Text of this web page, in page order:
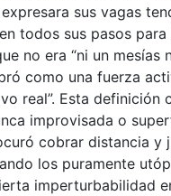
sus vagas
todos sus pasos
no era “ni un mesías
como una fuerza
real”. Esta definición
improvisada o
cobrar distancia
los puramente
imperturbabilidad